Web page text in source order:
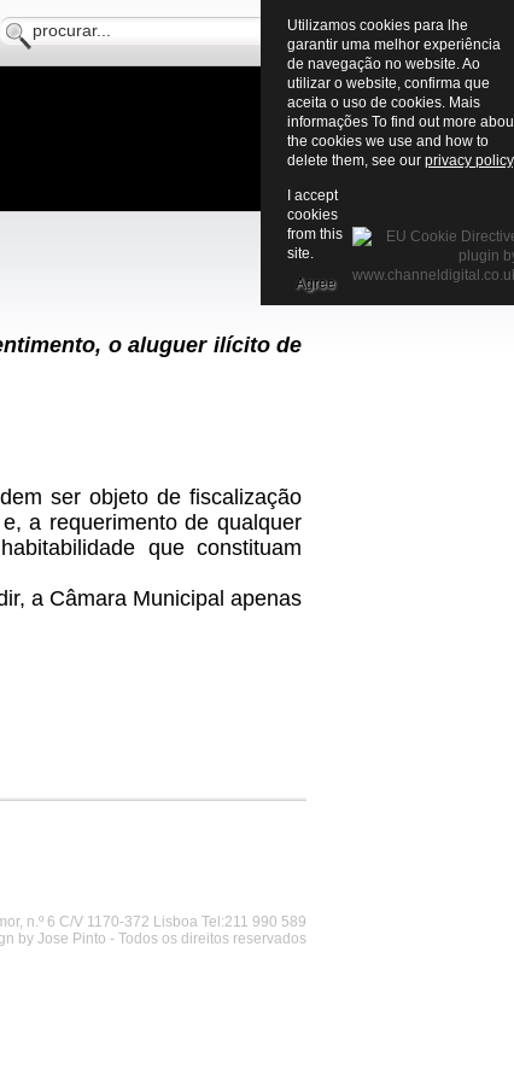
o aluguer ilícito de
ser objeto de fiscalização
a requerimento de qualquer
que constituam
a Câmara Municipal apenas
n.º 6 C/V 1170-372 Lisboa Tel:211 990 589
by Jose Pinto - Todos os direitos reservados
Utilizamos cookies para lhe
garantir uma melhor experiência
de navegação no website. Ao
utilizar o website, confirma que
aceita o uso de cookies. Mais
informações To find out more
the cookies we use and how to
delete them, see our privacy policy
I accept
cookies
from this
site.
Agree